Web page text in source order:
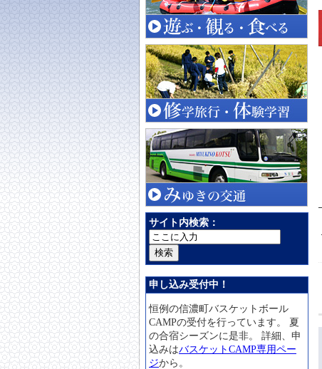
サイト内検索：
申し込み受付中！
恒例の信濃町バスケットボール
CAMPの受付を行っています。 夏
の合宿シーズンに是非。 詳細、申
込みはバスケットCAMP専用ペー
ジから。